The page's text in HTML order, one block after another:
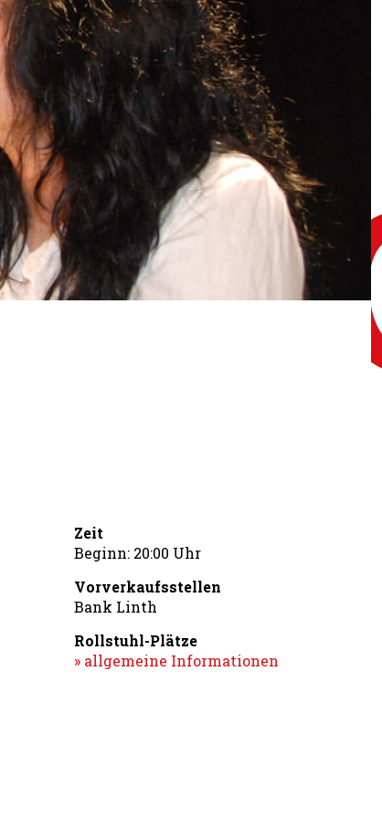
Zeit
Beginn: 20:00 Uhr
Vorverkaufsstellen
Bank Linth
Rollstuhl-Plätze
» allgemeine Informationen